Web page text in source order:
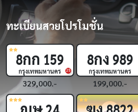
ทะเบียนสวยโปรโมชั่น
24
ฆส 86
กรุงเทพมหานคร
329,000.-
3กพ33
กรุงเทพมหานคร
450,000.-